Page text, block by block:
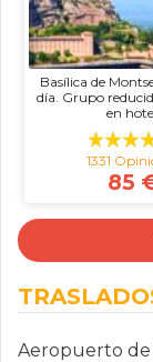
Basílica de
día. Grupo
en
1331
85
Aeropuerto de